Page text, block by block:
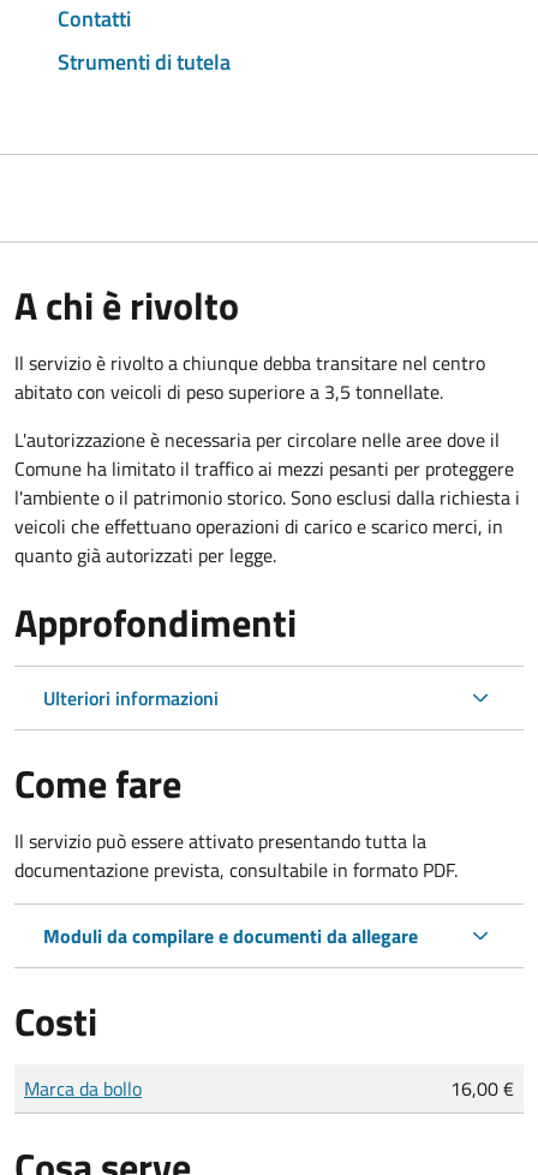
Contatti
Strumenti di tutela
A chi è rivolto
Il servizio è rivolto a chiunque debba transitare nel centro
abitato con veicoli di peso superiore a 3,5 tonnellate.
L'autorizzazione è necessaria per circolare nelle aree dove il
Comune ha limitato il traffico ai mezzi pesanti per proteggere
l'ambiente o il patrimonio storico. Sono esclusi dalla richiesta i
veicoli che effettuano operazioni di carico e scarico merci, in
quanto già autorizzati per legge.
Approfondimenti
Ulteriori informazioni
Come fare
Il servizio può essere attivato presentando tutta la
documentazione prevista, consultabile in formato PDF.
Moduli da compilare e documenti da allegare
Costi
Tipo di pagamento
Importo
Marca da bollo 16,00 €